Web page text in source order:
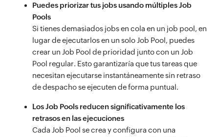
Puedes priorizar tus jobs usando múltiples Job
Pools
Si tienes demasiados jobs en cola en un job pool, en
lugar de ejecutarlos en un solo Job Pool, puedes
crear un Job Pool de prioridad junto con un Job
Pool regular. Esto garantizaría que tus tareas que
necesitan ejecutarse instantáneamente sin retraso
de despacho se ejecuten de forma puntual.
Los Job Pools reducen significativamente los
retrasos en las ejecuciones
Cada Job Pool se crea y configura con una